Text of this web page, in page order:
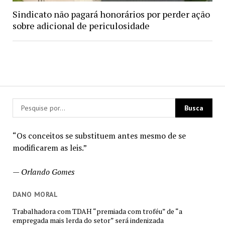
“Os conceitos se substituem antes mesmo de se
modificarem as leis.”
— Orlando Gomes
DANO MORAL
Trabalhadora com TDAH “premiada com troféu” de “a
empregada mais lerda do setor” será indenizada
Sindicato não pagará honorários por perder ação
sobre adicional de periculosidade